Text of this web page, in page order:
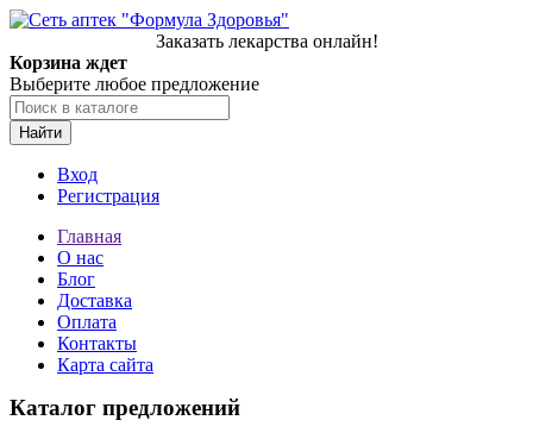
Заказать лекарства онлайн!
Корзина ждет
Выберите любое предложение
Найти
Вход
Регистрация
Главная
О нас
Блог
Доставка
Оплата
Контакты
Карта сайта
Каталог предложений